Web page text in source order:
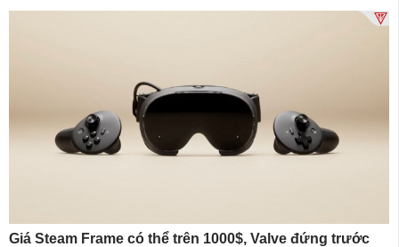
Giá Steam Frame có thể trên 1000$, Valve đứng trước